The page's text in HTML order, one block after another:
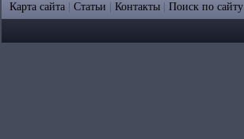
Карта сайта
Статьи Контакты Поиск по сайту